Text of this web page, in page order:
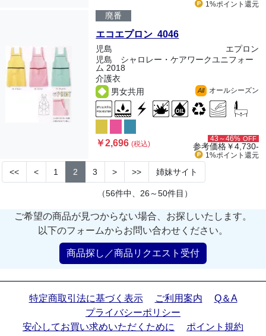
1%ポイント 還元
廃番
エコエプロン 4046
児島
エプロン
児島 シャロレー・ケアワークユニフォー
ム 2018
介護衣
男女共用
All オールシーズン
￥2,696(税込)
43～46% OFF
参考価格￥4,730-
1%ポイント 還元
<< < 1 2 3 > >> 姉妹サイト
（56件中、26～50件目）
ご希望の商品が見つからない場合、お探しいたします。
以下のフォームからお問い合わせください。
商品探し／商品リクエスト受付
特定商取引法に基づく表示 ご利用案内
Q＆A
プライバシーポリシー
安心してお買い求めいただくために
ポイント規約